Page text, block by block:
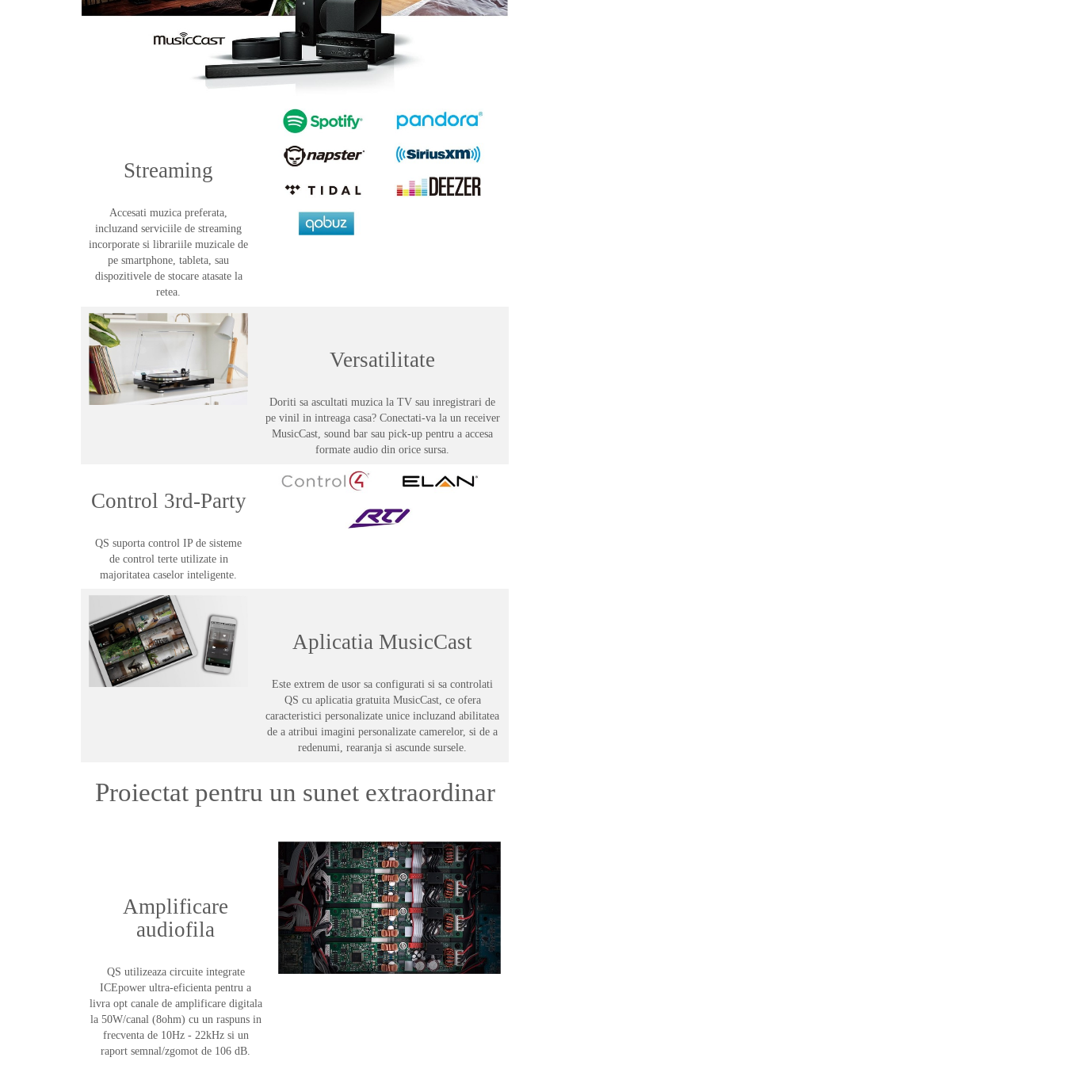
Streaming
Accesati muzica preferata,
incluzand serviciile de streaming
incorporate si librariile muzicale de
pe smartphone, tableta, sau
dispozitivele de stocare atasate la
retea.
Versatilitate
Doriti sa ascultati muzica la TV sau inregistrari de
pe vinil in intreaga casa? Conectati-va la un receiver
MusicCast, sound bar sau pick-up pentru a accesa
formate audio din orice sursa.
Control 3rd-Party
QS suporta control IP de sisteme
de control terte utilizate in
majoritatea caselor inteligente.
Aplicatia MusicCast
Este extrem de usor sa configurati si sa controlati
QS cu aplicatia gratuita MusicCast, ce ofera
caracteristici personalizate unice incluzand abilitatea
de a atribui imagini personalizate camerelor, si de a
redenumi, rearanja si ascunde sursele.
Proiectat pentru un sunet extraordinar
Amplificare
audiofila
QS utilizeaza circuite integrate
ICEpower ultra-eficienta pentru a
livra opt canale de amplificare digitala
la 50W/canal (8ohm) cu un raspuns in
frecventa de 10Hz - 22kHz si un
raport semnal/zgomot de 106 dB.